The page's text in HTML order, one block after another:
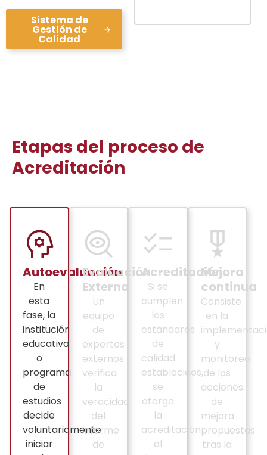
Sistema de
Gestión de
Calidad
Etapas del proceso de
Acreditación
Autoevaluación
En
esta
fase, la
institución
educativa
o
programa
de
estudios
decide
voluntariamente
iniciar
Evaluación
Externa
Un
equipo
de
expertos
externos
verifica
la
veracidad
del
informe
de
Acreditación
Si se
cumplen
los
estándares
de
calidad
establecidos,
se
otorga
la
acreditación
al
Mejora
continua
Consiste
en la
y
monitoreo
de las
acciones
de
mejora
propuestas
tras la